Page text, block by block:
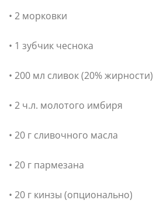
• 2 морковки
• 1 зубчик чеснока
• 200 мл сливок (20% жирности)
• 2 ч.л. молотого имбиря
• 20 г сливочного масла
• 20 г пармезана
• 20 г кинзы (опционально)